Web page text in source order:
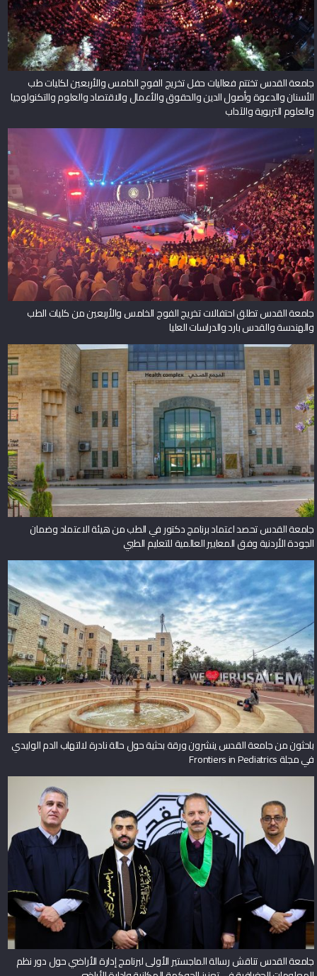
جامعة القدس تختتم فعاليات حفل تخريج الفوج الخامس والأربعين لكليات طب
الأسنان والدعوة وأصول الدين والحقوق والأعمال والاقتصاد والعلوم والتكنولوجيا
والعلوم التربوية والآداب
جامعة القدس تطلق احتفالات تخريج الفوج الخامس والأربعين من كليات الطب
والهندسة والقدس بارد والدراسات العليا
جامعة القدس تحصد اعتماد برنامج دكتور في الطب من هيئة الاعتماد وضمان
الجودة الأردنية وفق المعايير العالمية للتعليم الطبي
باحثون من جامعة القدس ينشرون ورقة بحثية حول حالة نادرة لالتهاب الدم الوليدي
في مجلة Frontiers in Pediatrics
جامعة القدس تناقش رسالة الماجستير الأولى لبرنامج إدارة الأراضي حول دور نظم
المعلومات الجغرافية في تعزيز الحوكمة المكانية وإدارة الأراضي